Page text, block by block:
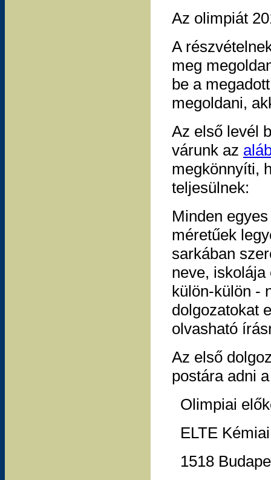
Az olimpiát
A
meg
be a
megoldani,
Az első levél
várunk az
megkönnyíti,
teljesülnek:
Minden
méretűek
sarkában
neve,
külön-külön -
dolgozatokat
olvasható
Az első
postára adni
Olimpiai
ELTE
1518